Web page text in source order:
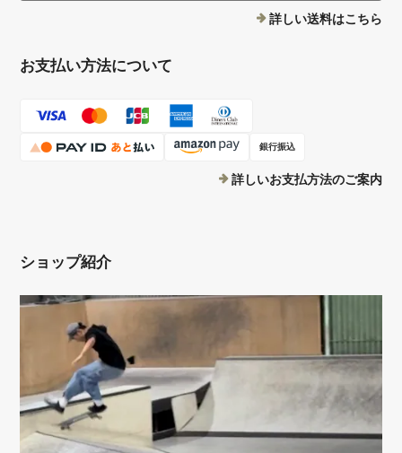
詳しい送料はこちら
お支払い方法について
銀行振込
詳しいお支払方法のご案内
ショップ紹介